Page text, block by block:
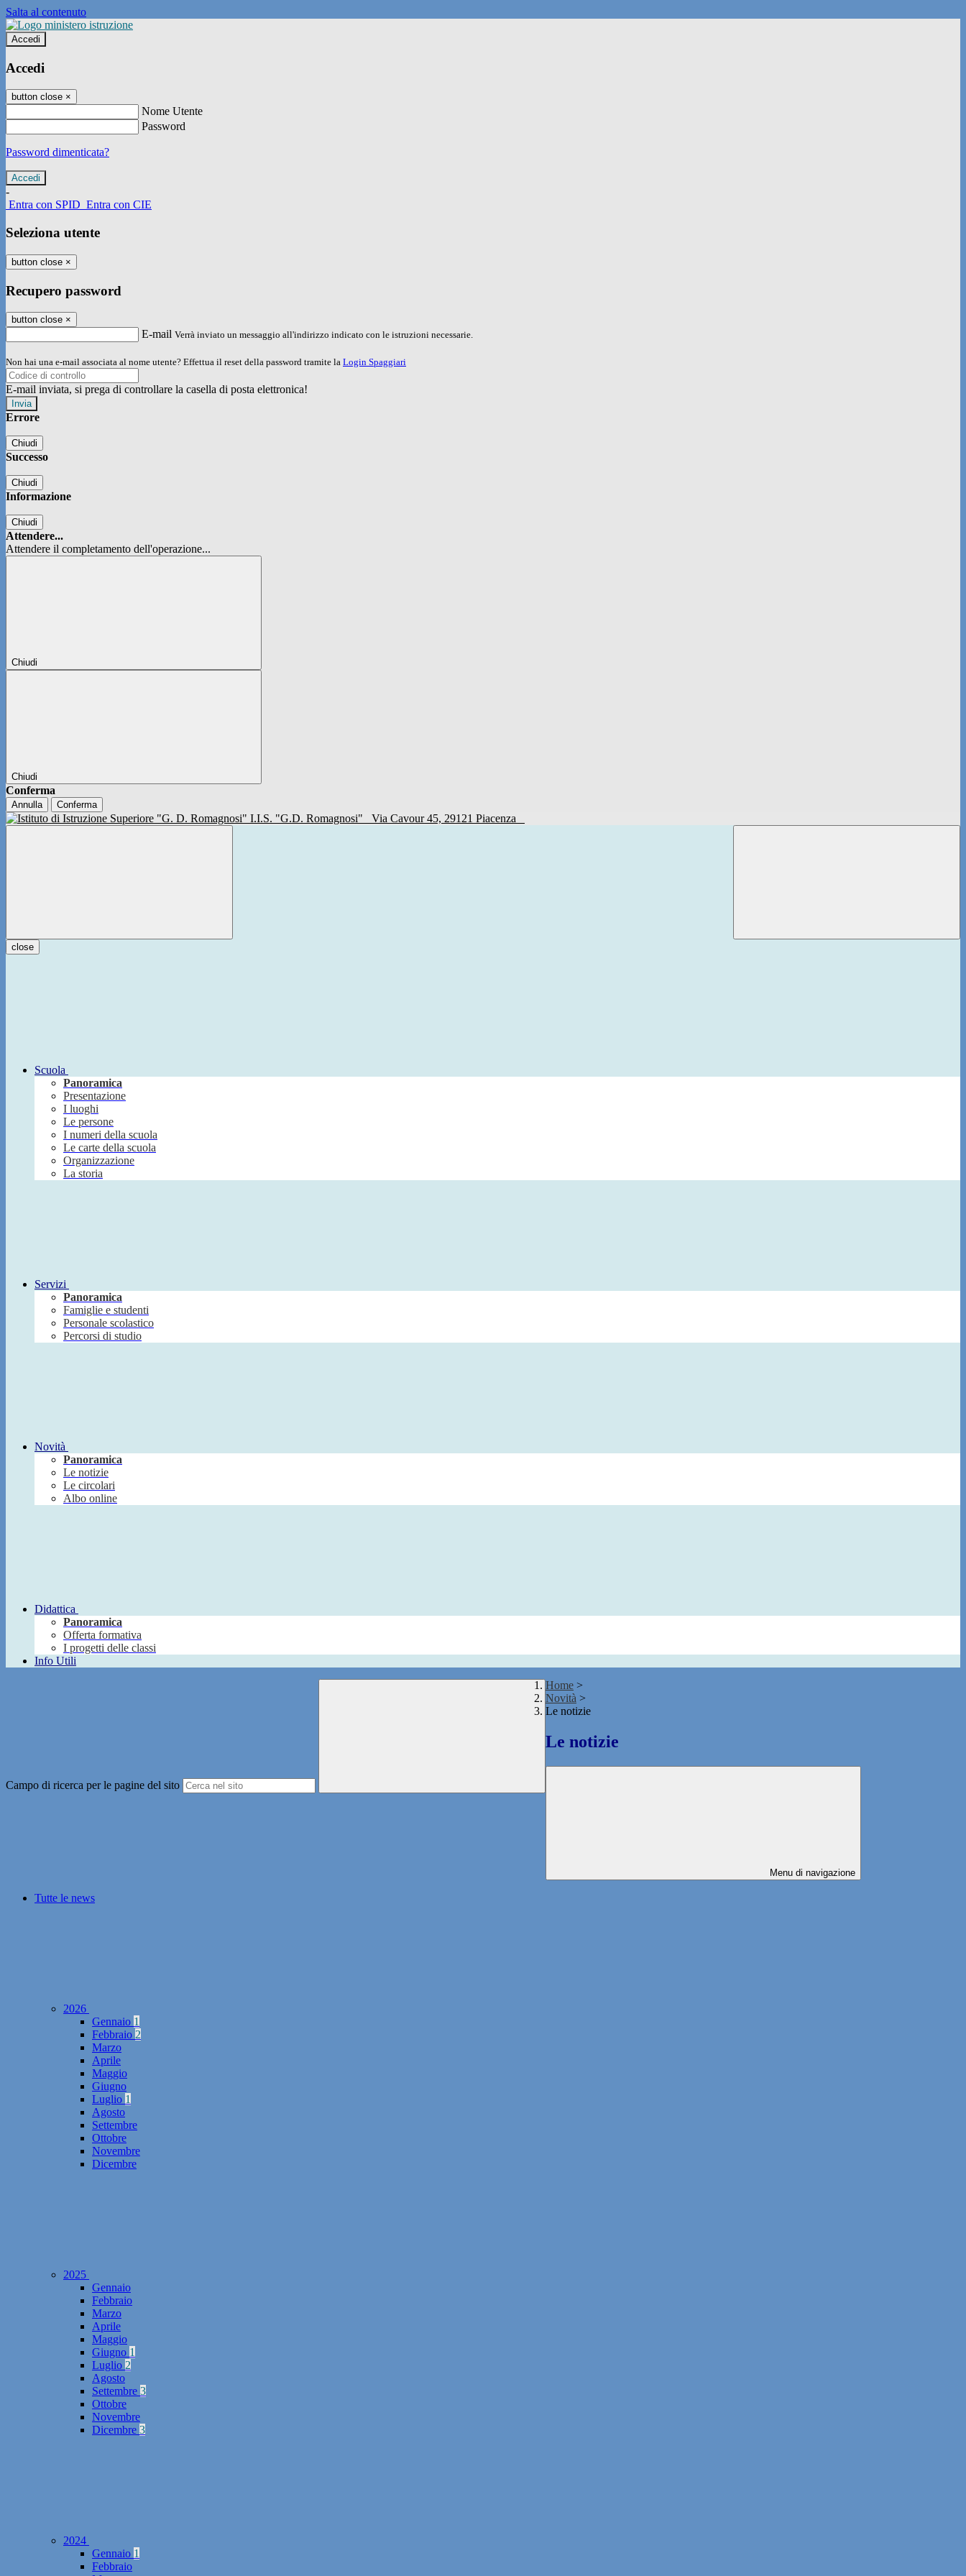
Salta al contenuto
Accedi
Accedi
button close ×
Nome Utente
Password
Password dimenticata?
-
Entra con SPID Entra con CIE
Seleziona utente
button close ×
Recupero password
button close ×
E-mail Verrà inviato un messaggio all'indirizzo indicato con le istruzioni necessarie.
Non hai una e-mail associata al nome utente? Effettua il reset della password tramite la Login Spaggiari
E-mail inviata, si prega di controllare la casella di posta elettronica!
Errore
Chiudi
Successo
Chiudi
Informazione
Chiudi
Attendere...
Attendere il completamento dell'operazione...
Chiudi
Chiudi
Conferma
Annulla Conferma
I.I.S. "G.D. Romagnosi" Via Cavour 45, 29121 Piacenza
close
Scuola
Panoramica
Presentazione
I luoghi
Le persone
I numeri della scuola
Le carte della scuola
Organizzazione
La storia
Servizi
Panoramica
Famiglie e studenti
Personale scolastico
Percorsi di studio
Novità
Panoramica
Le notizie
Le circolari
Albo online
Didattica
Panoramica
Offerta formativa
I progetti delle classi
Info Utili
Campo di ricerca per le pagine del sito
Home >
Novità >
Le notizie
Le notizie
Menu di navigazione
Tutte le news
2026
Gennaio 1
Febbraio 2
Marzo
Aprile
Maggio
Giugno
Luglio 1
Agosto
Settembre
Ottobre
Novembre
Dicembre
2025
Gennaio
Febbraio
Marzo
Aprile
Maggio
Giugno 1
Luglio 2
Agosto
Settembre 3
Ottobre
Novembre
Dicembre 3
2024
Gennaio 1
Febbraio